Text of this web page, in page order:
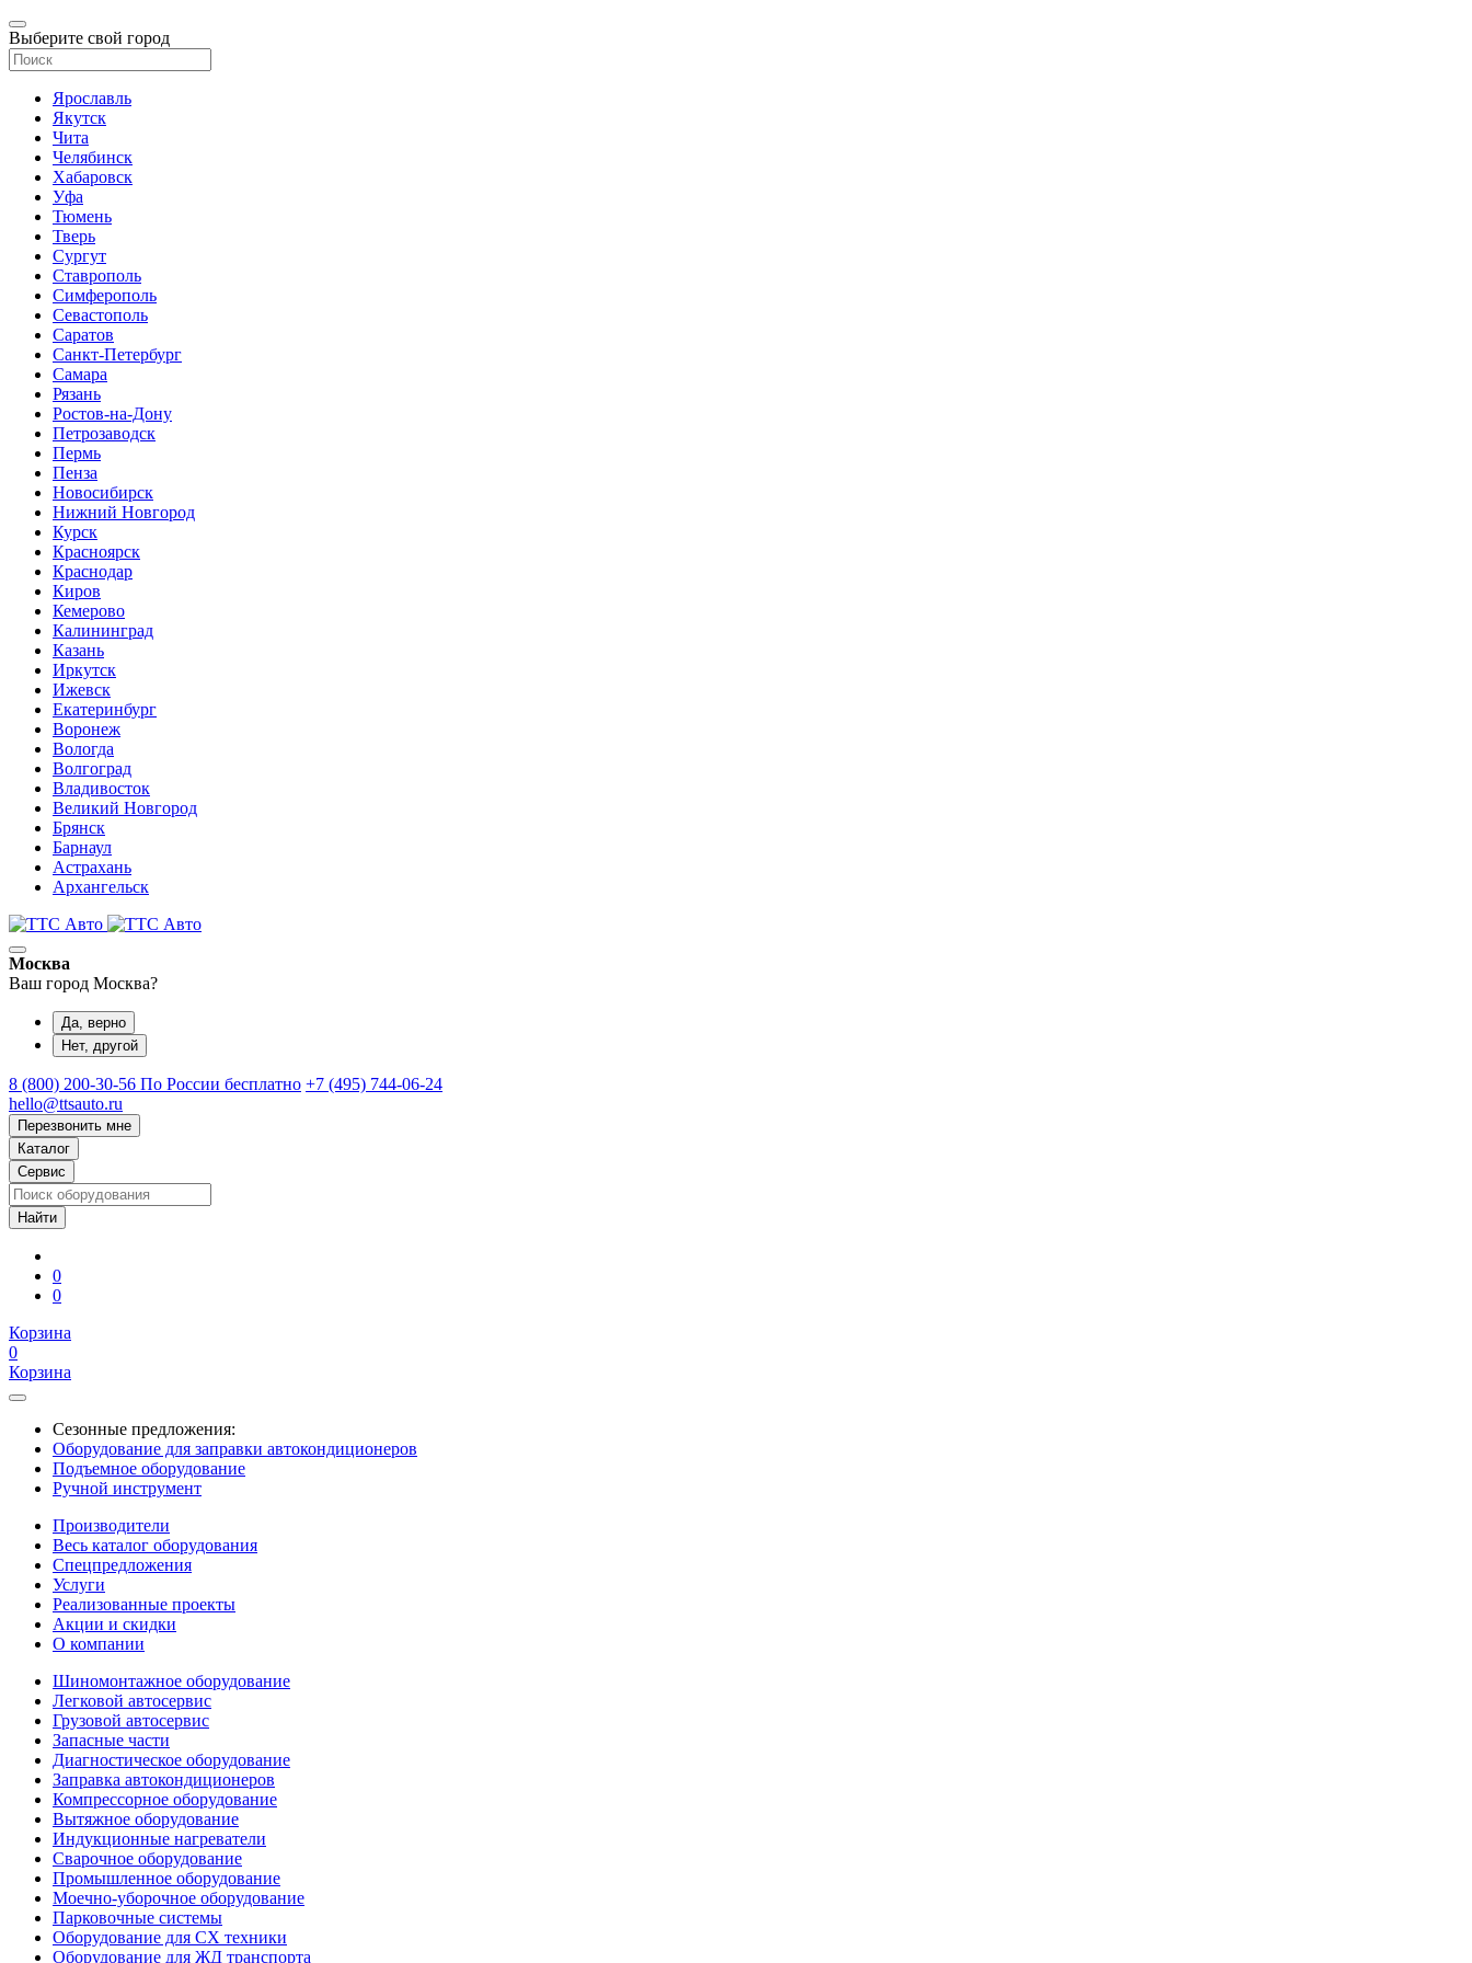
Выберите свой город
Ярославль
Якутск
Чита
Челябинск
Хабаровск
Уфа
Тюмень
Тверь
Сургут
Ставрополь
Симферополь
Севастополь
Саратов
Санкт-Петербург
Самара
Рязань
Ростов-на-Дону
Петрозаводск
Пермь
Пенза
Новосибирск
Нижний Новгород
Курск
Красноярск
Краснодар
Киров
Кемерово
Калининград
Казань
Иркутск
Ижевск
Екатеринбург
Воронеж
Вологда
Волгоград
Владивосток
Великий Новгород
Брянск
Барнаул
Астрахань
Архангельск
Москва
Ваш город Москва?
Да, верно
Нет, другой
8 (800) 200-30-56 По России бесплатно +7 (495) 744-06-24
hello@ttsauto.ru
Перезвонить мне
Каталог
Сервис
0
0
Корзина
0
Корзина
Сезонные предложения:
Оборудование для заправки автокондиционеров
Подъемное оборудование
Ручной инструмент
Производители
Весь каталог оборудования
Спецпредложения
Услуги
Реализованные проекты
Акции и скидки
О компании
Шиномонтажное оборудование
Легковой автосервис
Грузовой автосервис
Запасные части
Диагностическое оборудование
Заправка автокондиционеров
Компрессорное оборудование
Вытяжное оборудование
Индукционные нагреватели
Сварочное оборудование
Промышленное оборудование
Моечно-уборочное оборудование
Парковочные системы
Оборудование для СХ техники
Оборудование для ЖД транспорта